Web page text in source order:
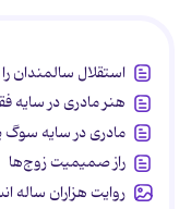
استقلال سالمندان
هنر مادری در سایه‌
مادری در سایه سوگ
راز صمیمیت زوج‌ها
روایت هزاران ساله